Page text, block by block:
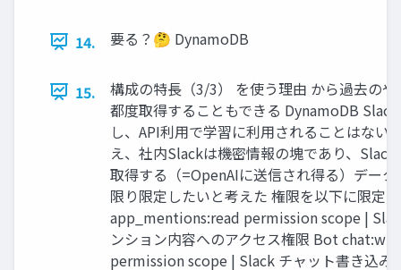
14. 要る？🤔 DynamoDB
15.
構成の特長（3/3） を使う理由 から過去の
都度取得することもできる DynamoDB
し、API利用で学習に利用されることはない
え、社内Slackは機密情報の塊であり、
取得する（=OpenAIに送信され得る）デー
限り限定したいと考えた 権限を以下に限定
app_mentions:read permission scope |
ンション内容へのアクセス権限 Bot
permission scope | Slack チャット書き込み